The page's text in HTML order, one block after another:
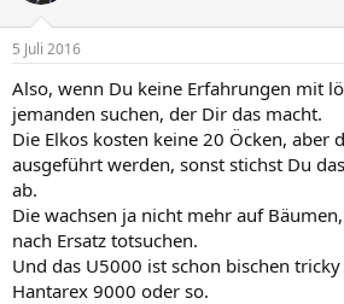
5 Juli 2016
Also, wenn Du keine Erfahrungen mit
jemanden suchen, der Dir das macht.
Die Elkos kosten keine 20 Öcken, aber
ausgeführt werden, sonst stichst Du
ab.
Die wachsen ja nicht mehr auf
nach Ersatz totsuchen.
Und das U5000 ist schon bischen
Hantarex 9000 oder so.